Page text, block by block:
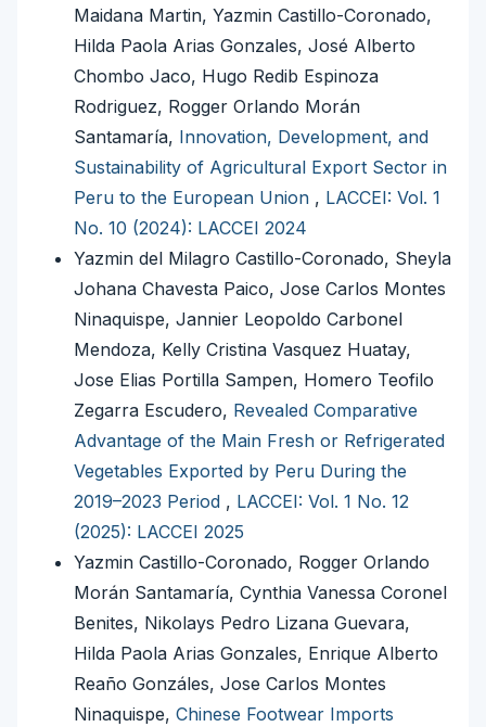
Maidana Martin, Yazmin Castillo-Coronado,
Hilda Paola Arias Gonzales, José Alberto
Chombo Jaco, Hugo Redib Espinoza
Rodriguez, Rogger Orlando Morán
Santamaría, Innovation, Development, and
Sustainability of Agricultural Export Sector in
Peru to the European Union , LACCEI: Vol. 1
No. 10 (2024): LACCEI 2024
Yazmin del Milagro Castillo-Coronado, Sheyla
Johana Chavesta Paico, Jose Carlos Montes
Ninaquispe, Jannier Leopoldo Carbonel
Mendoza, Kelly Cristina Vasquez Huatay,
Jose Elias Portilla Sampen, Homero Teofilo
Zegarra Escudero, Revealed Comparative
Advantage of the Main Fresh or Refrigerated
Vegetables Exported by Peru During the
2019–2023 Period , LACCEI: Vol. 1 No. 12
(2025): LACCEI 2025
Yazmin Castillo-Coronado, Rogger Orlando
Morán Santamaría, Cynthia Vanessa Coronel
Benites, Nikolays Pedro Lizana Guevara,
Hilda Paola Arias Gonzales, Enrique Alberto
Reaño Gonzáles, Jose Carlos Montes
Ninaquispe, Chinese Footwear Imports